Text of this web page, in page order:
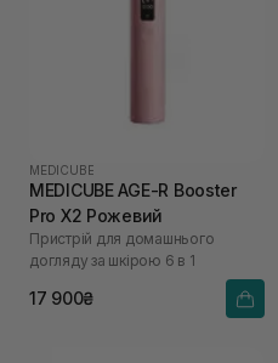
MEDICUBE
MEDICUBE AGE-R Booster
Pro X2 Рожевий
Пристрій для домашнього
догляду за шкірою 6 в 1
17 900₴